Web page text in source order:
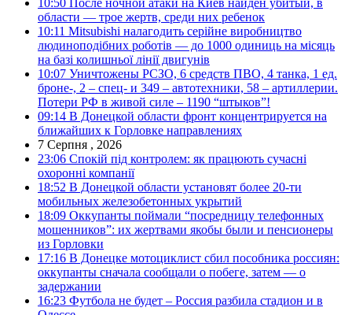
области — трое жертв, среди них ребенок
10:11 Mitsubishi налагодить серійне виробництво
людиноподібних роботів — до 1000 одиниць на місяць
на базі колишньої лінії двигунів
10:07 Уничтожены РСЗО, 6 средств ПВО, 4 танка, 1 ед.
броне-, 2 – спец- и 349 – автотехники, 58 – артиллерии.
Потери РФ в живой силе – 1190 “штыков”!
09:14 В Донецкой области фронт концентрируется на
ближайших к Горловке направлениях
7 Серпня , 2026
23:06 Спокій під контролем: як працюють сучасні
охоронні компанії
18:52 В Донецкой области установят более 20-ти
мобильных железобетонных укрытий
18:09 Оккупанты поймали “посредницу телефонных
мошенников”: их жертвами якобы были и пенсионеры
из Горловки
17:16 В Донецке мотоциклист сбил пособника россиян:
оккупанты сначала сообщали о побеге, затем — о
задержании
16:23 Футбола не будет – Россия разбила стадион и в